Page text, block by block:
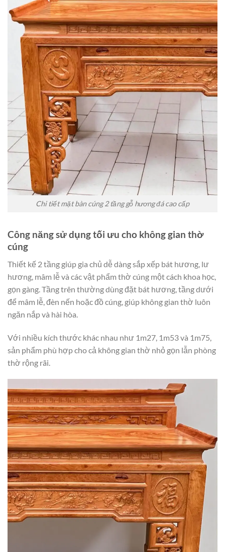
Chi tiết mặt bàn cúng 2 tầng gỗ hương đá cao cấp
Công năng sử dụng tối ưu cho không gian thờ
cúng
Thiết kế 2 tầng giúp gia chủ dễ dàng sắp xếp bát hương, lư
hương, mâm lễ và các vật phẩm thờ cúng một cách khoa học,
gọn gàng. Tầng trên thường dùng đặt bát hương, tầng dưới
để mâm lễ, đèn nến hoặc đồ cúng, giúp không gian thờ luôn
ngăn nắp và hài hòa.
Với nhiều kích thước khác nhau như 1m27, 1m53 và 1m75,
sản phẩm phù hợp cho cả không gian thờ nhỏ gọn lẫn phòng
thờ rộng rãi.